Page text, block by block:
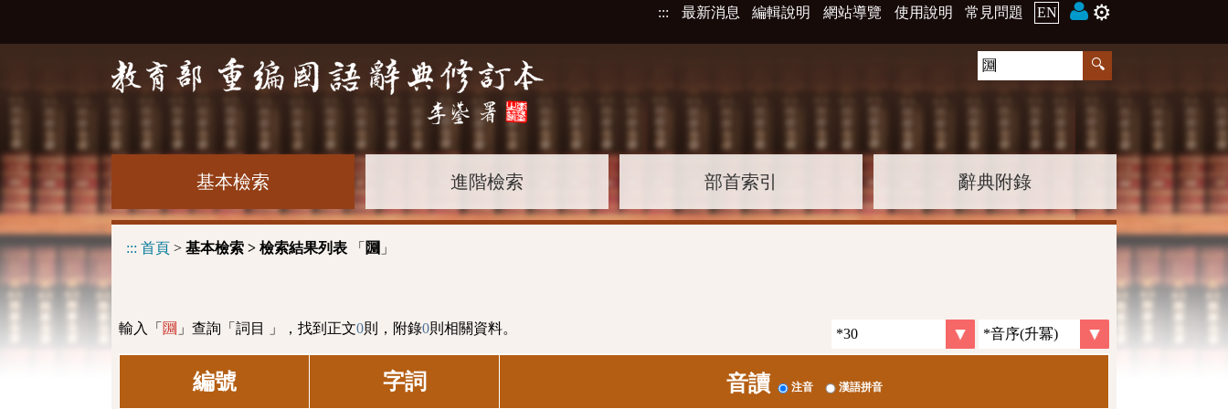
::: 最新消息 編輯說明 網站導覽 使用說明 常見問題 EN ⚙️
基本檢索 進階檢索 部首索引 辭典附錄
::: 首頁 > 基本檢索 > 檢索結果列表 「 㘤 」
輸入「 㘤 」查詢「詞目 」，找到正文0則，附錄0則相關資料。
編號 字詞 音讀 注音 漢語拼音